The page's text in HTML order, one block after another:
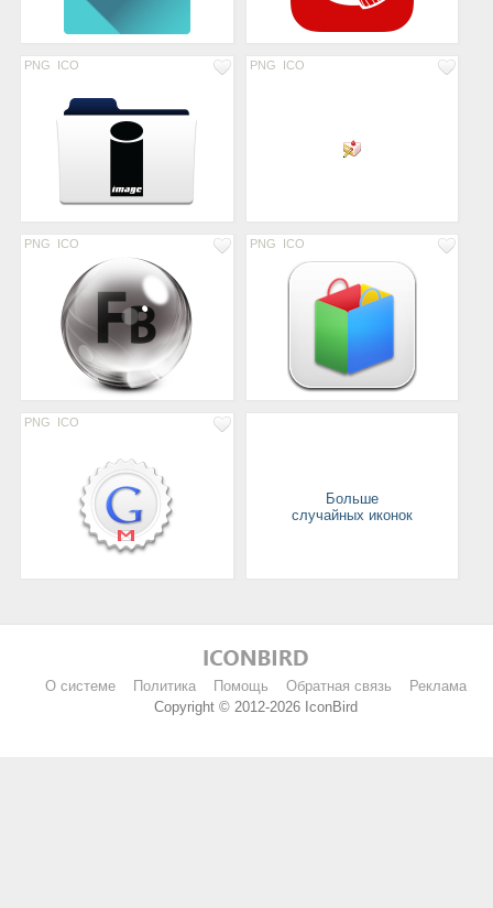
PNG ICO PNG ICO
PNG ICO PNG ICO
PNG ICO
Больше
случайных иконок
О системе Политика Помощь Обратная связь
Реклама
Copyright © 2012-2026 IconBird